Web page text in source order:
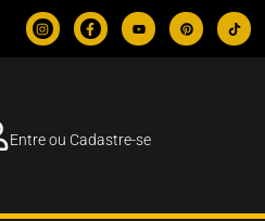
Entre ou Cadastre-se